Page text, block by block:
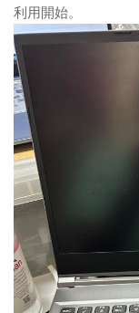
利用開始。